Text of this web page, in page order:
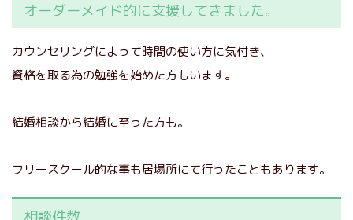
オーダーメイド的に支援してきました。
カウンセリングによって時間の使い方に気付き、
資格を取る為の勉強を始めた方もいます。
結婚相談から結婚に至った方も。
フリースクール的な事も居場所にて行ったこともあります。